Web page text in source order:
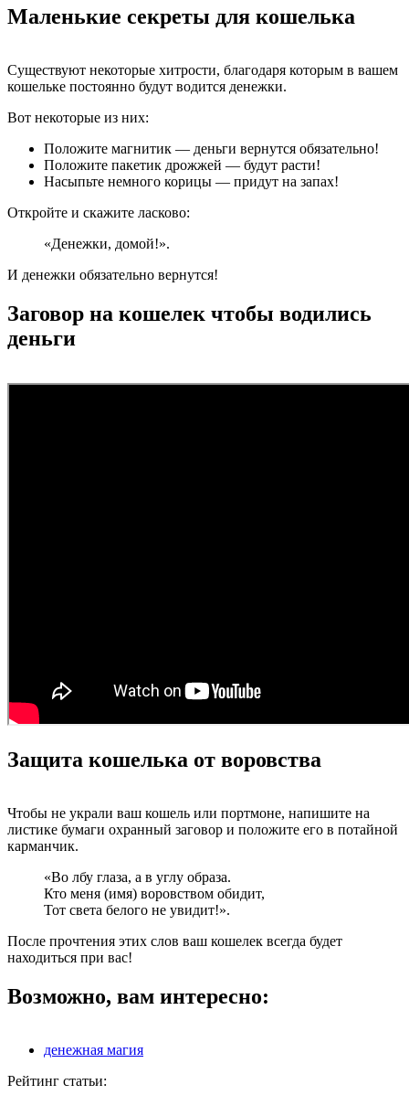
Маленькие секреты для кошелька
Существуют некоторые хитрости, благодаря которым в вашем
кошельке постоянно будут водится денежки.
Вот некоторые из них:
Положите магнитик — деньги вернутся обязательно!
Положите пакетик дрожжей — будут расти!
Насыпьте немного корицы — придут на запах!
Откройте и скажите ласково:
«Денежки, домой!».
И денежки обязательно вернутся!
Заговор на кошелек чтобы водились
деньги
Защита кошелька от воровства
Чтобы не украли ваш кошель или портмоне, напишите на
листике бумаги охранный заговор и положите его в потайной
карманчик.
«Во лбу глаза, а в углу образа.
Кто меня (имя) воровством обидит,
Тот света белого не увидит!».
После прочтения этих слов ваш кошелек всегда будет
находиться при вас!
Возможно, вам интересно:
денежная магия
Рейтинг статьи: